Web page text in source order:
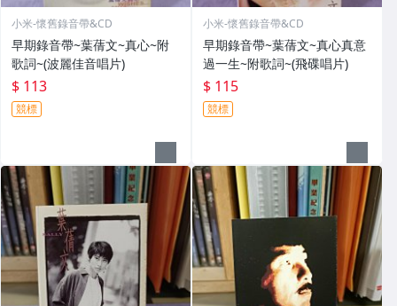
小米-懷舊錄音帶&CD
早期錄音帶~葉蒨文~真心~附
歌詞~(波麗佳音唱片)
$ 113
競標
小米-懷舊錄音帶&CD
早期錄音帶~葉蒨文~真心真意
過一生~附歌詞~(飛碟唱片)
$ 115
競標